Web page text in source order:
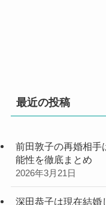
最近の投稿
前田敦子の再婚相手
能性を徹底まとめ
2026年3月21日
深田恭子は現在結婚